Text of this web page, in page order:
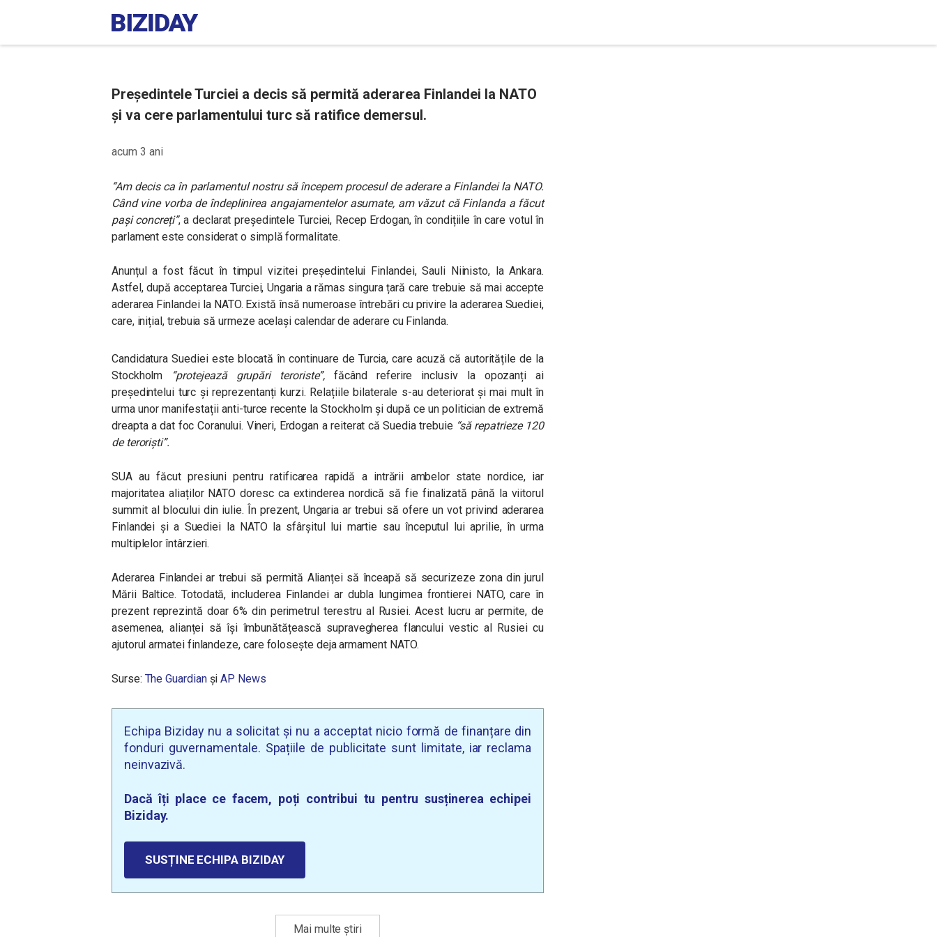
Președintele Turciei a decis să permită aderarea Finlandei la NATO
și va cere parlamentului turc să ratifice demersul.
acum 3 ani
“Am decis ca în parlamentul nostru să începem procesul de aderare a Finlandei la NATO.
Când vine vorba de îndeplinirea angajamentelor asumate, am văzut că Finlanda a făcut
pași concreți”, a declarat președintele Turciei, Recep Erdogan, în condițiile în care votul în
parlament este considerat o simplă formalitate.
Anunțul a fost făcut în timpul vizitei președintelui Finlandei, Sauli Niinisto, la Ankara.
Astfel, după acceptarea Turciei, Ungaria a rămas singura țară care trebuie să mai accepte
aderarea Finlandei la NATO. Există însă numeroase întrebări cu privire la aderarea Suediei,
care, inițial, trebuia să urmeze același calendar de aderare cu Finlanda.
Candidatura Suediei este blocată în continuare de Turcia, care acuză că autoritățile de la
Stockholm
“protejează grupări teroriste”, făcând referire inclusiv la opozanți ai
președintelui turc și reprezentanți kurzi. Relațiile bilaterale s-au deteriorat şi mai mult în
urma unor manifestații anti-turce recente la Stockholm și după ce un politician de extremă
dreapta a dat foc Coranului. Vineri, Erdogan a reiterat că Suedia trebuie “să repatrieze 120
de teroriști”.
SUA au făcut presiuni pentru ratificarea rapidă a intrării ambelor state nordice, iar
majoritatea aliaților NATO doresc ca extinderea nordică să fie finalizată până la viitorul
summit al blocului din iulie. În prezent, Ungaria ar trebui să ofere un vot privind aderarea
Finlandei și a Suediei la NATO la sfârșitul lui martie sau începutul lui aprilie, în urma
multiplelor întârzieri.
Aderarea Finlandei ar trebui să permită Alianței să înceapă să securizeze zona din jurul
Mării Baltice. Totodată, includerea Finlandei ar dubla lungimea frontierei NATO, care în
prezent reprezintă doar 6% din perimetrul terestru al Rusiei. Acest lucru ar permite, de
asemenea, alianței să își îmbunătățească supravegherea flancului vestic al Rusiei cu
ajutorul armatei finlandeze, care folosește deja armament NATO.
Surse: The Guardianși AP News
Echipa Biziday nu a solicitat și nu a acceptat nicio formă de finanțare din
fonduri guvernamentale. Spațiile de publicitate sunt limitate, iar reclama
neinvazivă.
Dacă îți place ce facem, poți contribui tu pentru susținerea echipei
Biziday.
SUSȚINE ECHIPA BIZIDAY
Mai multe știri